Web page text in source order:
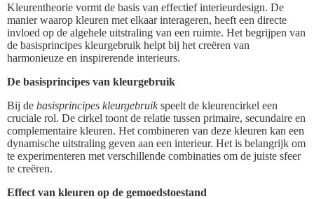
Kleurentheorie vormt de basis van effectief interieurdesign. De
manier waarop kleuren met elkaar interageren, heeft een directe
invloed op de algehele uitstraling van een ruimte. Het begrijpen van
de basisprincipes kleurgebruik helpt bij het creëren van
harmonieuze en inspirerende interieurs.
De basisprincipes van kleurgebruik
Bij de basisprincipes kleurgebruikspeelt de kleurencirkel een
cruciale rol. De cirkel toont de relatie tussen primaire, secundaire en
complementaire kleuren. Het combineren van deze kleuren kan een
dynamische uitstraling geven aan een interieur. Het is belangrijk om
te experimenteren met verschillende combinaties om de juiste sfeer
te creëren.
Effect van kleuren op de gemoedstoestand